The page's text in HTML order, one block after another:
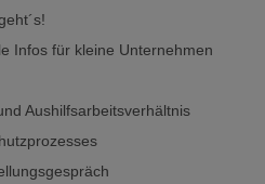
Infos für kleine Unternehmen
Aushilfsarbeitsverhältnis